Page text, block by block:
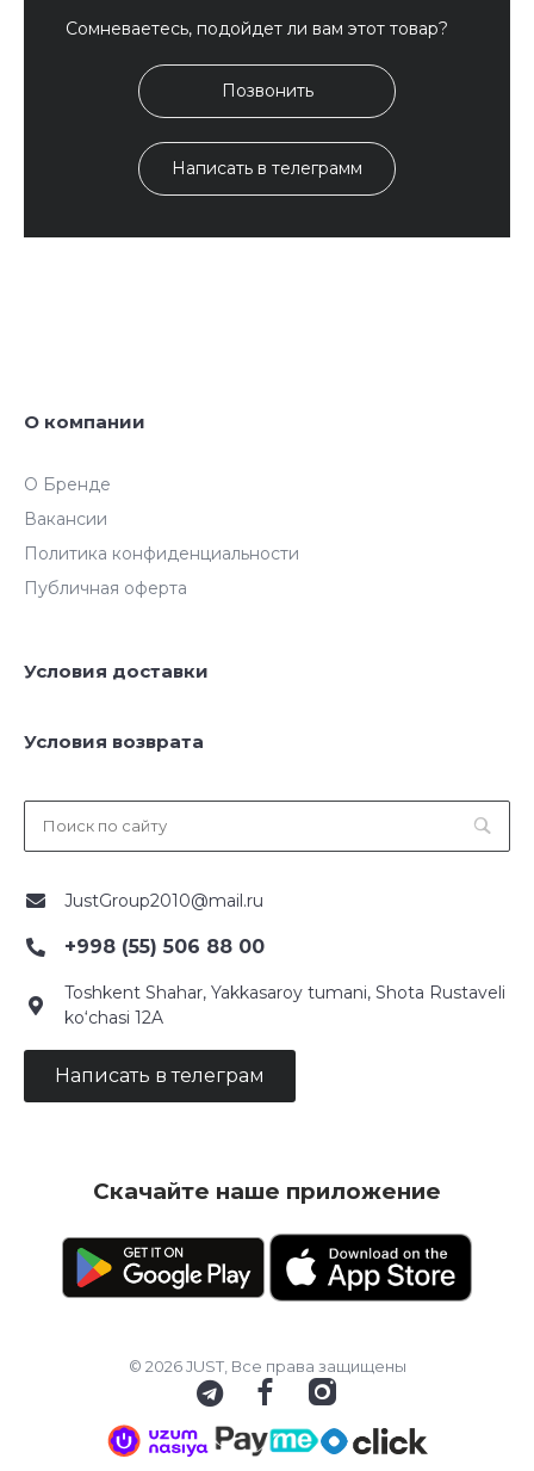
Сомневаетесь, подойдет ли вам этот товар?
Позвонить
Написать в телеграмм
О компании
О Бренде
Вакансии
Политика конфиденциальности
Публичная оферта
Условия доставки
Условия возврата
JustGroup2010@mail.ru
+998 (55) 506 88 00
Toshkent Shahar, Yakkasaroy tumani, Shota Rustaveli
ko‘chasi 12A
Написать в телеграм
Скачайте наше приложение
© 2026 JUST, Все права защищены